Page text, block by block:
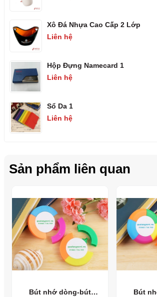
Xô Đá Nhựa Cao Cấp 2 Lớp
Liên hệ
Hộp Đựng Namecard 1
Liên hệ
Sổ Da 1
Liên hệ
Sản phẩm liên quan
Bút nhớ dòng-bút
Bút